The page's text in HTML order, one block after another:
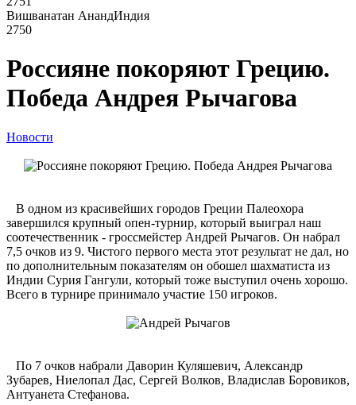
Вишванатан АнандИндия
2750
Россияне покоряют Грецию.
Победа Андрея Рычагова
Новости
В одном из красивейших городов Греции Палеохора
завершился крупный опен-турнир, который выиграл наш
соотечественник - гроссмейстер Андрей Рычагов. Он набрал
7,5 очков из 9. Чистого первого места этот результат не дал, но
по дополнительным показателям он обошел шахматиста из
Индии Сурия Гангули, который тоже выступил очень хорошо.
Всего в турнире принимало участие 150 игроков.
По 7 очков набрали Даворин Куляшевич, Александр
Зубарев, Ниелопал Дас, Сергей Волков, Владислав Боровиков,
Антуанета Стефанова.